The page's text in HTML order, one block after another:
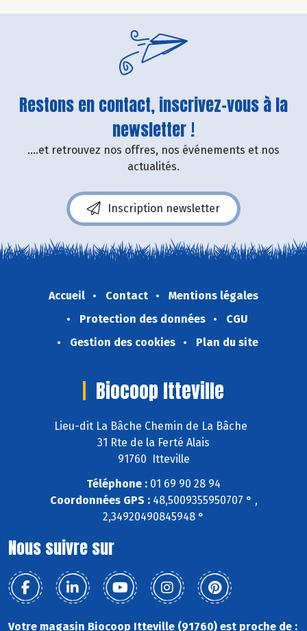
Restons en contact, inscrivez-vous à la
newsletter !
....et retrouvez nos offres, nos événements et nos
actualités.
Inscription newsletter
Accueil Contact
Mentions légales
Protection des données
CGU
Gestion des cookies
Plan du site
Biocoop Itteville
Lieu-dit La Bâche Chemin de La Bâche
31 Rte de la Ferté Alais
91760 Itteville
Téléphone : 01 69 90 28 94
Coordonnées GPS :48,5009355950707 ° ,
2,34920490845948 °
Nous suivre sur
Votre magasin Biocoop Itteville (91760) est proche de :